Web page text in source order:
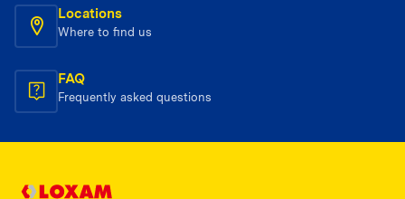
Locations
Where to find us
FAQ
Frequently asked questions